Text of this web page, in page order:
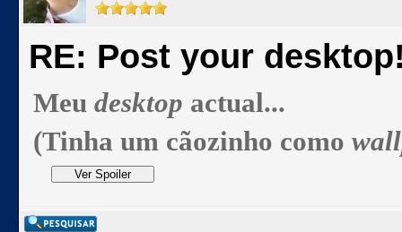
RE: Post your
Meu desktop actual...
(Tinha um cãozinho como